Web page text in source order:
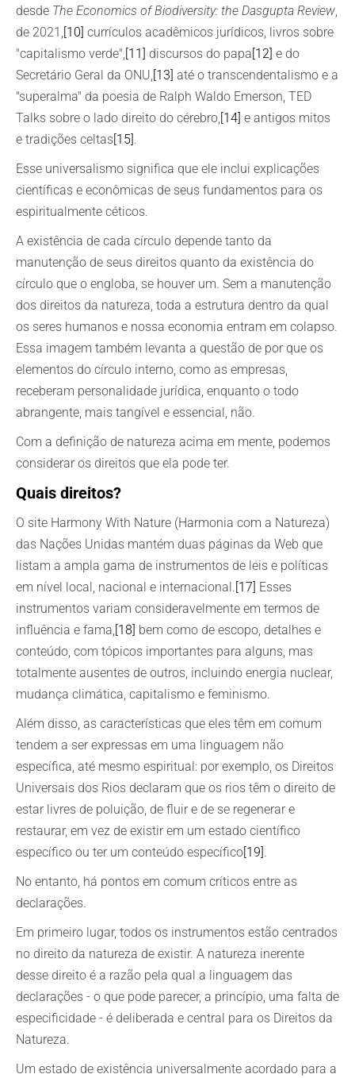
desde The Economics of Biodiversity: the Dasgupta Review,
de 2021, [10] currículos acadêmicos jurídicos, livros sobre
"capitalismo verde", [11] discursos do papa [12] e do
Secretário Geral da ONU, [13] até o transcendentalismo e a
"superalma" da poesia de Ralph Waldo Emerson, TED
Talks sobre o lado direito do cérebro, [14] e antigos mitos
e tradições celtas [15] .
Esse universalismo significa que ele inclui explicações
científicas e econômicas de seus fundamentos para os
espiritualmente céticos.
A existência de cada círculo depende tanto da
manutenção de seus direitos quanto da existência do
círculo que o engloba, se houver um. Sem a manutenção
dos direitos da natureza, toda a estrutura dentro da qual
os seres humanos e nossa economia entram em colapso.
Essa imagem também levanta a questão de por que os
elementos do círculo interno, como as empresas,
receberam personalidade jurídica, enquanto o todo
abrangente, mais tangível e essencial, não.
Com a definição de natureza acima em mente, podemos
considerar os direitos que ela pode ter.
Quais direitos?
O site Harmony With Nature (Harmonia com a Natureza)
das Nações Unidas mantém duas páginas da Web que
listam a ampla gama de instrumentos de leis e políticas
em nível local, nacional e internacional. [17] Esses
instrumentos variam consideravelmente em termos de
influência e fama, [18] bem como de escopo, detalhes e
conteúdo, com tópicos importantes para alguns, mas
totalmente ausentes de outros, incluindo energia nuclear,
mudança climática, capitalismo e feminismo.
Além disso, as características que eles têm em comum
tendem a ser expressas em uma linguagem não
específica, até mesmo espiritual: por exemplo, os Direitos
Universais dos Rios declaram que os rios têm o direito de
estar livres de poluição, de fluir e de se regenerar e
restaurar, em vez de existir em um estado científico
específico ou ter um conteúdo específico [19] .
No entanto, há pontos em comum críticos entre as
declarações.
Em primeiro lugar, todos os instrumentos estão centrados
no direito da natureza de existir. A natureza inerente
desse direito é a razão pela qual a linguagem das
declarações - o que pode parecer, a princípio, uma falta de
especificidade - é deliberada e central para os Direitos da
Natureza.
Um estado de existência universalmente acordado para a